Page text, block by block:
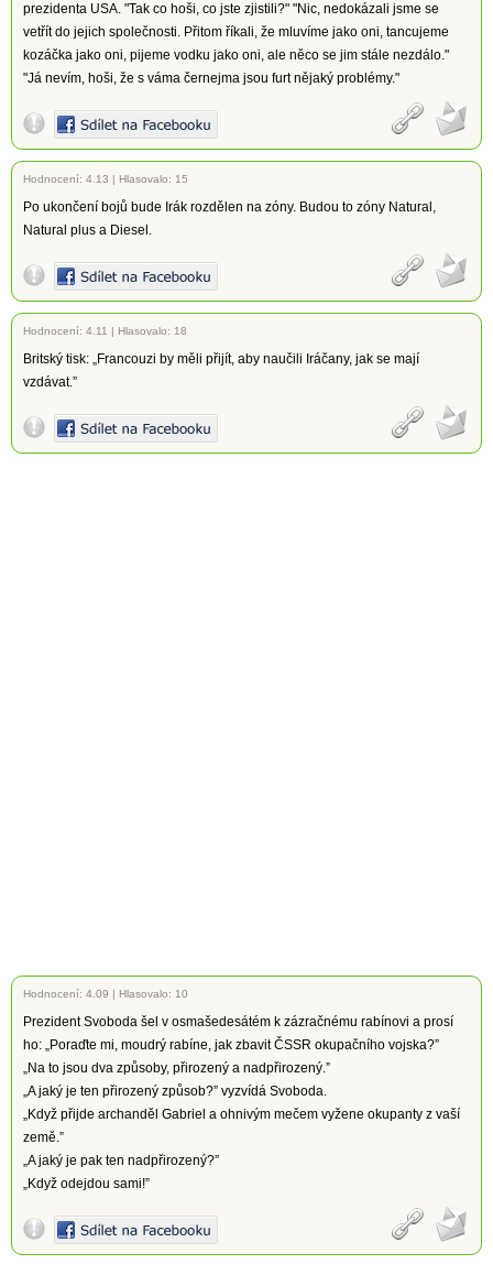
prezidenta USA. "Tak co hoši, co jste zjistili?" "Nic, nedokázali jsme se
vetřít do jejich společnosti. Přitom říkali, že mluvíme jako oni, tancujeme
kozáčka jako oni, pijeme vodku jako oni, ale něco se jim stále nezdálo."
"Já nevím, hoši, že s váma černejma jsou furt nějaký problémy."
Hodnocení: 4.13 | Hlasovalo: 15
Po ukončení bojů bude Irák rozdělen na zóny. Budou to zóny Natural,
Natural plus a Diesel.
Hodnocení: 4.11 | Hlasovalo: 18
Britský tisk: „Francouzi by měli přijít, aby naučili Iráčany, jak se mají
vzdávat.”
Hodnocení: 4.09 | Hlasovalo: 10
Prezident Svoboda šel v osmašedesátém k zázračnému rabínovi a prosí
ho: „Poraďte mi, moudrý rabíne, jak zbavit ČSSR okupačního vojska?”
„Na to jsou dva způsoby, přirozený a nadpřirozený.”
„A jaký je ten přirozený způsob?” vyzvídá Svoboda.
„Když přijde archanděl Gabriel a ohnivým mečem vyžene okupanty z vaší
země.”
„A jaký je pak ten nadpřirozený?”
„Když odejdou sami!”